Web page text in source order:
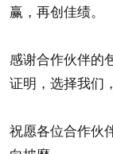
赢，再创佳绩。
感谢合作伙伴的
证明，选择我们
祝愿各位合作伙